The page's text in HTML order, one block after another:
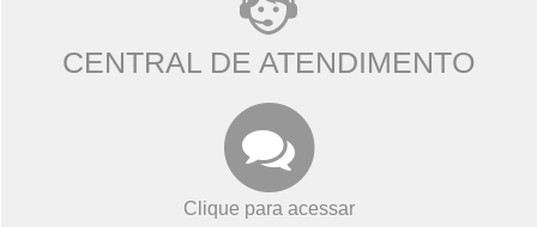
CENTRAL DE ATENDIMENTO
Clique para acessar